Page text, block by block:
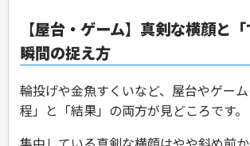
【屋台・ゲーム】真剣な横顔と
瞬間の捉え方
輪投げや金魚すくいなど、屋台やゲー
程」と「結果」の両方が見どころです。